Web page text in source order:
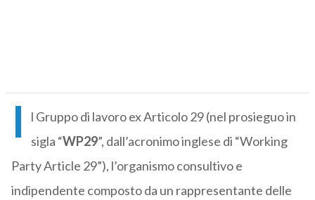
I
l Gruppo di lavoro ex Articolo 29 (nel prosieguo in
sigla “WP29”, dall’acronimo inglese di “Working
Party Article 29”), l’organismo consultivo e
indipendente composto da un rappresentante delle